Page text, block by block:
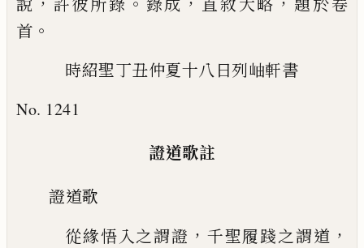
說
許彼所錄 錄成 直敘大略
題於卷
首 。
時紹聖丁丑仲夏十八日列岫軒書
No. 1241
證道歌註
證道歌
從緣悟入之謂證 ， 千聖履踐之謂道 ，